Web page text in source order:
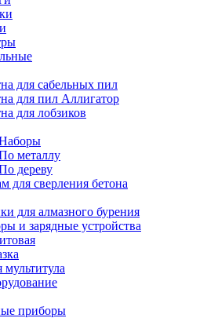
для сабельных пил
для пил Аллигатор
для лобзиков
металлу
дереву
для сверления бетона
для алмазного бурения
и зарядные устройства
приборы